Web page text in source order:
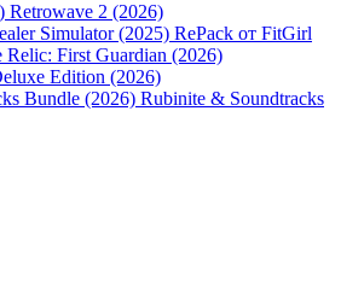
Retrowave 2 (2026)
Simulator (2025) RePack от FitGirl
Relic: First Guardian (2026)
Edition (2026)
Rubinite & Soundtracks